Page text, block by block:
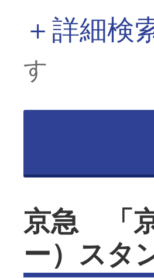
＋詳細検
す
京急 「
ー）スタ